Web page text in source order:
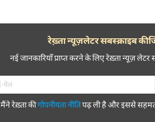
रेख़्ता न्यूज़लेटर सबस्क्राइब
नई जानकारियाँ प्राप्त करने के लिए रेख़्ता न्यूज़ लेटर
मैंने रेख़्ता कीगोपनीयता नीतिपढ़ ली है और इससे